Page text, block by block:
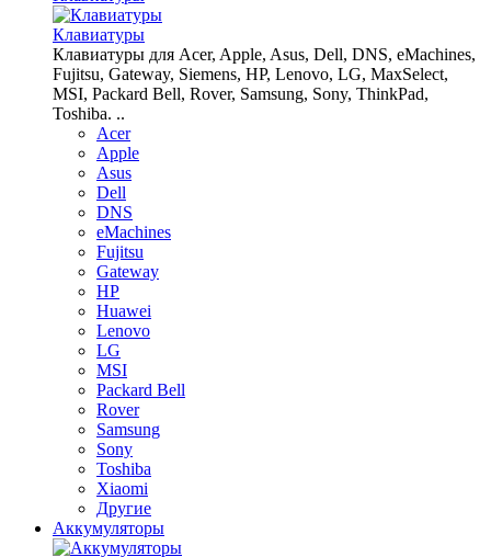
Клавиатуры
Клавиатуры для Acer, Apple, Asus, Dell, DNS, eMachines,
Fujitsu, Gateway, Siemens, HP, Lenovo, LG, MaxSelect,
MSI, Packard Bell, Rover, Samsung, Sony, ThinkPad,
Toshiba. ..
Acer
Apple
Asus
Dell
DNS
eMachines
Fujitsu
Gateway
HP
Huawei
Lenovo
LG
MSI
Packard Bell
Rover
Samsung
Sony
Toshiba
Xiaomi
Другие
Аккумуляторы